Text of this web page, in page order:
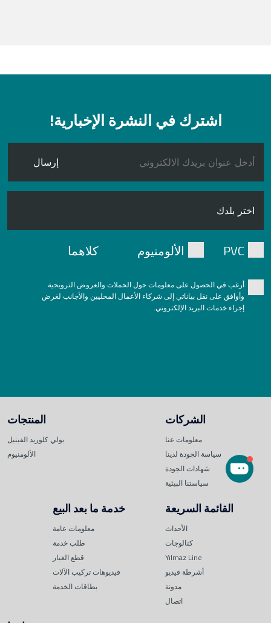
اشترك في النشرة الإخبارية!
إرسال
PVC الألومنيوم كلاهما
أرغب في الحصول على معلومات حول الحملات والعروض الترويجية
وأوافق على نقل بياناتي إلى شركاء الأعمال المحليين والأجانب لغرض
إجراء خدمات البريد الإلكتروني.
الشركات
معلومات عنا
سياسة الجودة لدينا
شهادات الجودة
سياستنا البيئية
المنتجات
بولي كلوريد الفينيل
الألومنيوم
القائمة السريعة
الأحداث
كتالوجات
Yılmaz Line
أشرطة فيديو
مدونة
اتصال
خدمة ما بعد البيع
معلومات عامة
طلب خدمة
قطع الغيار
فيديوهات تركيب الآلات
بطاقات الخدمة